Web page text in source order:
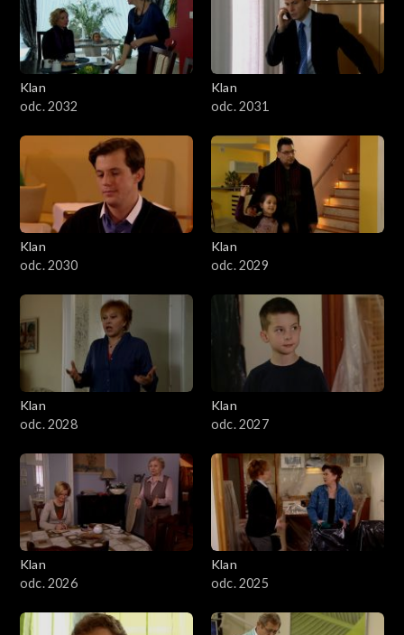
Klan
odc. 2032
Klan
odc. 2031
Klan
odc. 2030
Klan
odc. 2029
Klan
odc. 2028
Klan
odc. 2027
Klan
odc. 2026
Klan
odc. 2025